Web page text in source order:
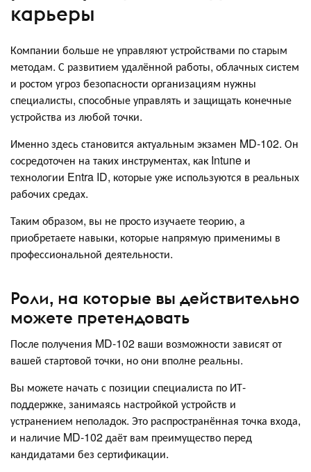
карьеры
Компании больше не управляют устройствами по старым
методам. С развитием удалённой работы, облачных систем
и ростом угроз безопасности организациям нужны
специалисты, способные управлять и защищать конечные
устройства из любой точки.
Именно здесь становится актуальным экзамен MD-102. Он
сосредоточен на таких инструментах, как Intune и
технологии Entra ID, которые уже используются в реальных
рабочих средах.
Таким образом, вы не просто изучаете теорию, а
приобретаете навыки, которые напрямую применимы в
профессиональной деятельности.
Роли, на которые вы действительно
можете претендовать
После получения MD-102 ваши возможности зависят от
вашей стартовой точки, но они вполне реальны.
Вы можете начать с позиции специалиста по ИТ-
поддержке, занимаясь настройкой устройств и
устранением неполадок. Это распространённая точка входа,
и наличие MD-102 даёт вам преимущество перед
кандидатами без сертификации.